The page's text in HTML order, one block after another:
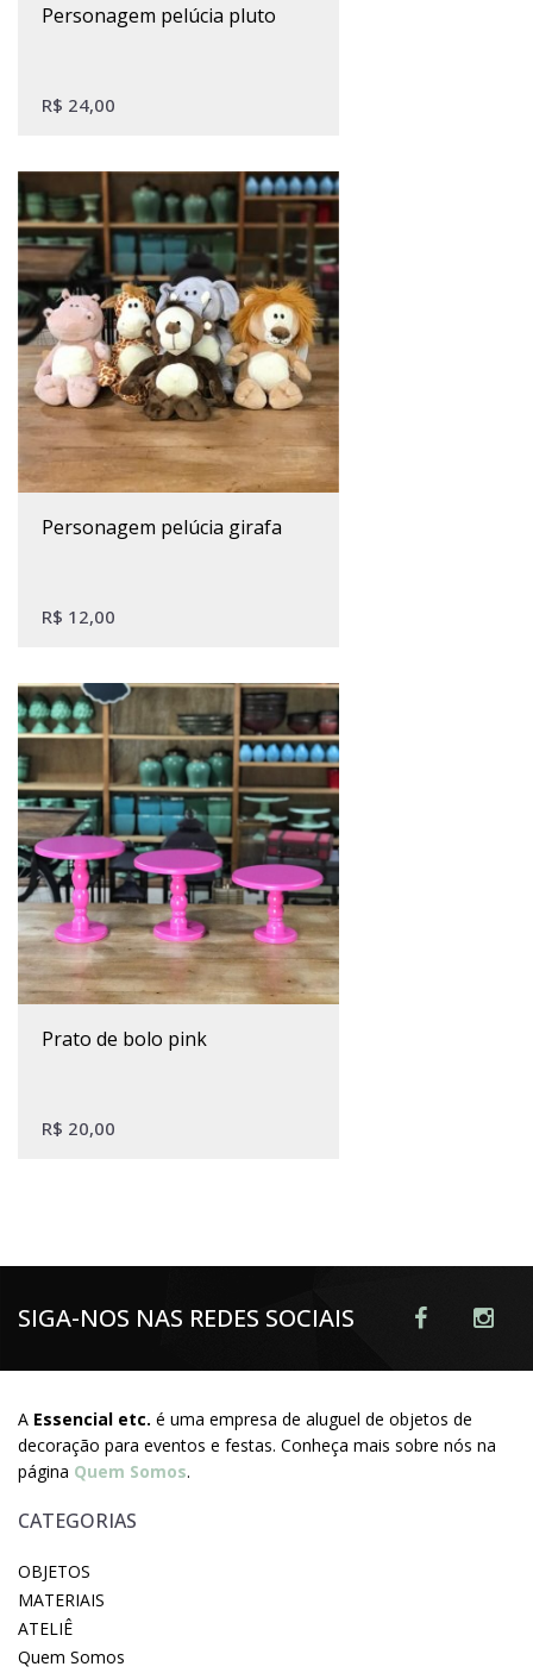
personagem pelúcia pluto
R$ 24,00
personagem pelúcia girafa
R$ 12,00
prato de bolo pink
R$ 20,00
SIGA-NOS NAS REDES SOCIAIS
A Essencial etc. é uma empresa de aluguel de objetos de
decoração para eventos e festas. Conheça mais sobre nós na
página Quem Somos.
CATEGORIAS
OBJETOS
MATERIAIS
ATELIÊ
Quem Somos